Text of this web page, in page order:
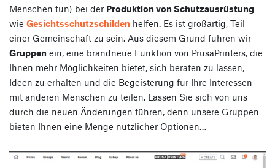
Menschen tun) bei der Produktion von Schutzausrüstung
wie Gesichtsschutzschilden helfen. Es ist großartig, Teil
einer Gemeinschaft zu sein. Aus diesem Grund führen wir
Gruppen ein, eine brandneue Funktion von PrusaPrinters, die
Ihnen mehr Möglichkeiten bietet, sich beraten zu lassen,
Ideen zu erhalten und die Begeisterung für Ihre Interessen
mit anderen Menschen zu teilen. Lassen Sie sich von uns
durch die neuen Änderungen führen, denn unsere Gruppen
bieten Ihnen eine Menge nützlicher Optionen…